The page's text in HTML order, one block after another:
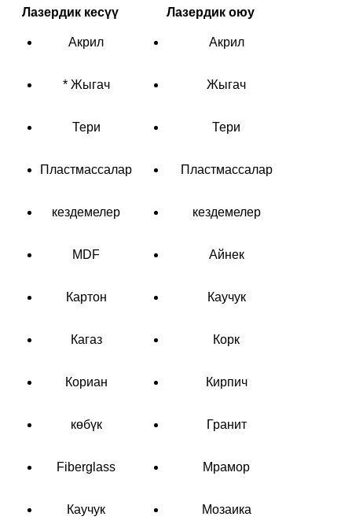
Лазердик кесүү Лазердик оюу
Акрил Акрил
* Жыгач Жыгач
Тери Тери
Пластмассалар Пластмассалар
кездемелер кездемелер
MDF Айнек
Картон Каучук
Кагаз Корк
Кориан Кирпич
көбүк Гранит
Fiberglass Мрамор
Каучук Мозаика